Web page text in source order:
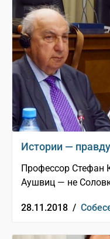
Истории —
Профессор Стефан
Аушвиц — не
28.11.2018 /